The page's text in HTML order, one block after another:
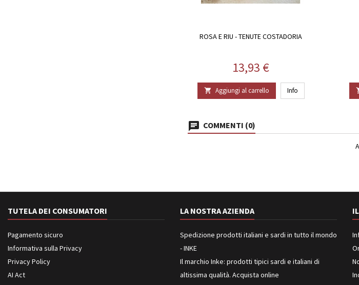
ROSA E RIU - TENUTE COSTADORIA
Prezzo
13,93 €
 Aggiungi al carrello Info
COMMENTI (0)
TUTELA DEI CONSUMATORI
Pagamento sicuro
Informativa sulla Privacy
Privacy Policy
AI Act
LA NOSTRA AZIENDA
Spedizione prodotti italiani e sardi in tutto il mondo
- INKE
Il marchio Inke: prodotti tipici sardi e italiani di
altissima qualità. Acquista online